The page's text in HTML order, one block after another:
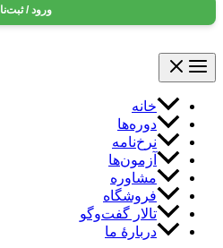
ورود /
خانه
دوره‌ها
نرخ‌نامه
آزمون‌ها
مشاوره
فروشگاه
تالار گفت‌وگو
دربارهٔ ما